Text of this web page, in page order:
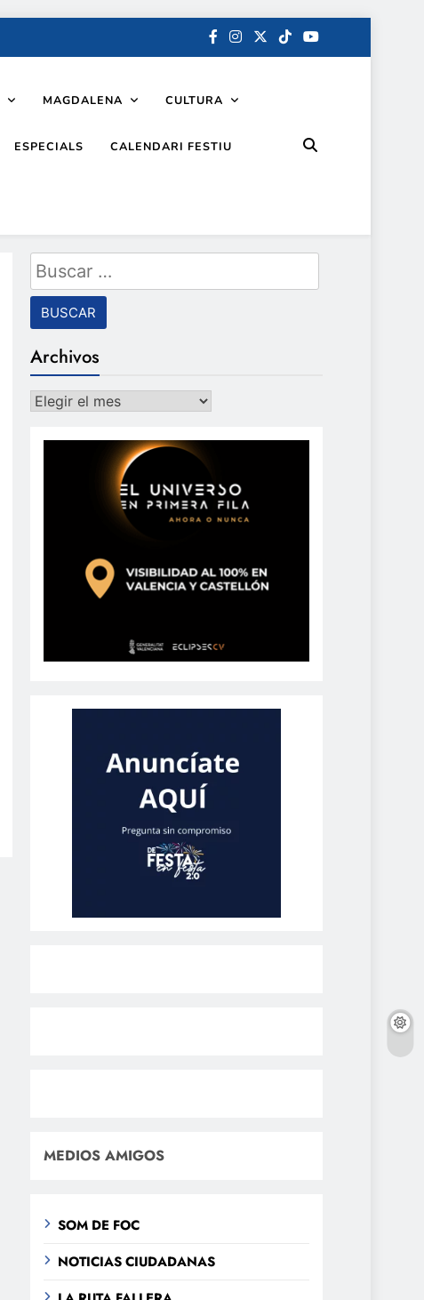
MAGDALENA CULTURA
ESPECIALS CALENDARI FESTIU
Buscar:
Archivos
Archivos
MEDIOS AMIGOS
SOM DE FOC
NOTICIAS CIUDADANAS